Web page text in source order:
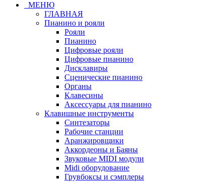
МЕНЮ
ГЛАВНАЯ
Пианино и рояли
Рояли
Пианино
Цифровые рояли
Цифровые пианино
Дисклавиры
Сценические пианино
Органы
Клавесины
Аксессуары для пианино
Клавишные инструменты
Синтезаторы
Рабочие станции
Аранжировщики
Аккордеоны и Баяны
Звуковые MIDI модули
Midi оборудование
Грувбоксы и сэмплеры